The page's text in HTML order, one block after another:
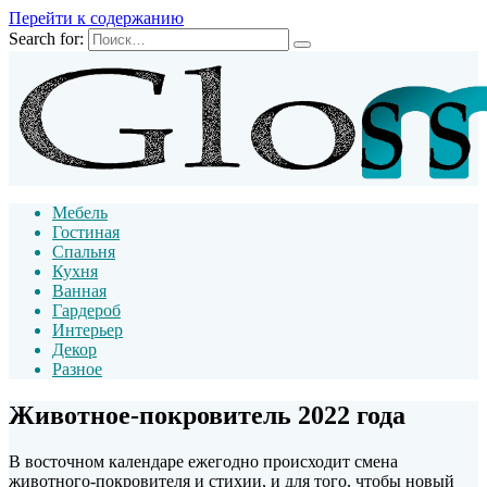
Перейти к содержанию
Search for:
Мебель
Гостиная
Спальня
Кухня
Ванная
Гардероб
Интерьер
Декор
Разное
Животное-покровитель 2022 года
В восточном календаре ежегодно происходит смена
животного-покровителя и стихии, и для того, чтобы новый